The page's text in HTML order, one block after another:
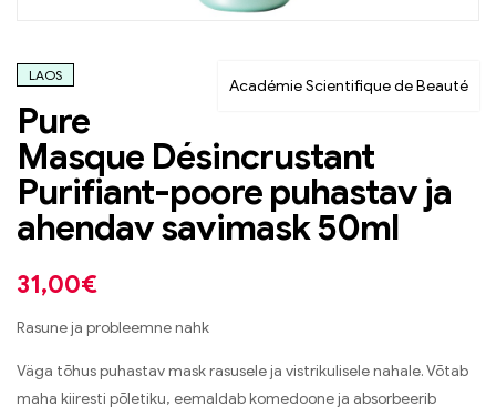
Académie Scientifique de Beauté
LAOS
Pure
Masque Désincrustant
Purifiant-poore puhastav ja
ahendav savimask 50ml
31,00€
Rasune ja probleemne nahk
Väga tõhus puhastav mask rasusele ja vistrikulisele nahale. Võtab
maha kiiresti põletiku, eemaldab komedoone ja absorbeerib